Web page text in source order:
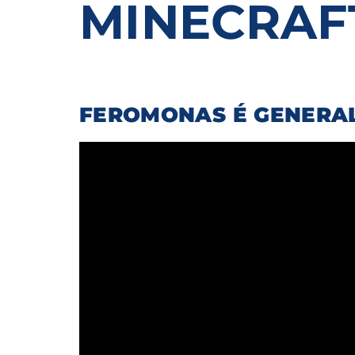
FEROMONAS É
policy.